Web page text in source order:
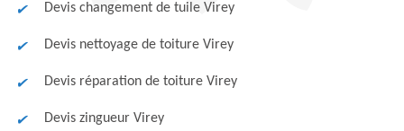
Devis changement de tuile Virey
Devis nettoyage de toiture Virey
Devis réparation de toiture Virey
Devis zingueur Virey